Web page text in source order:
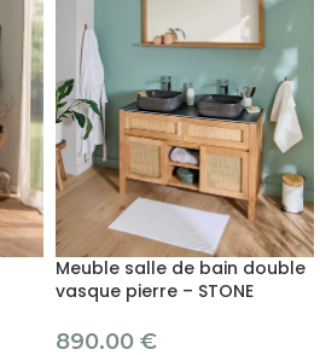
Meuble salle de bain double
vasque pierre – STONE
890.00 €